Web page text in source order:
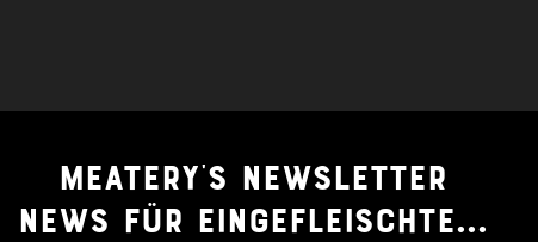
MEATERY'S NEWSLETTER
NEWS FÜR EINGEFLEISCHTE...